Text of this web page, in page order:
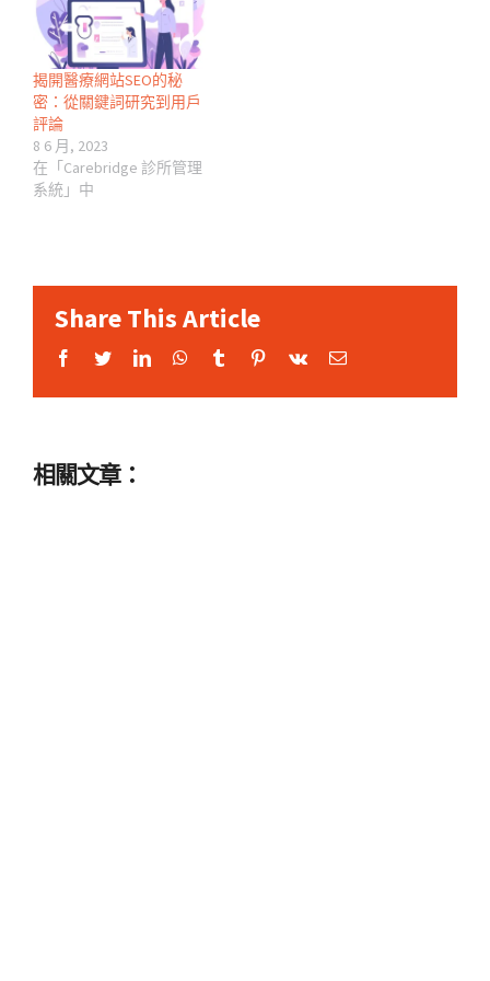
揭開醫療網站SEO的秘
密：從關鍵詞研究到用戶
評論
8 6 月, 2023
在「Carebridge 診所管理
系統」中
Share This Article
Facebook
TwitterLinkedInWhatsApp
Tumblr Pinterest
Vk Email:
相關文章：